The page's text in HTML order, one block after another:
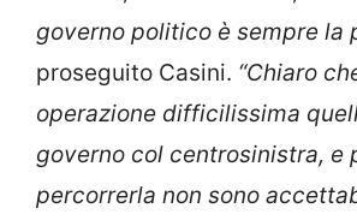
governo politico è sempre la
proseguito Casini. “Chiaro
operazione difficilissima
governo col centrosinistra, e
percorrerla non sono